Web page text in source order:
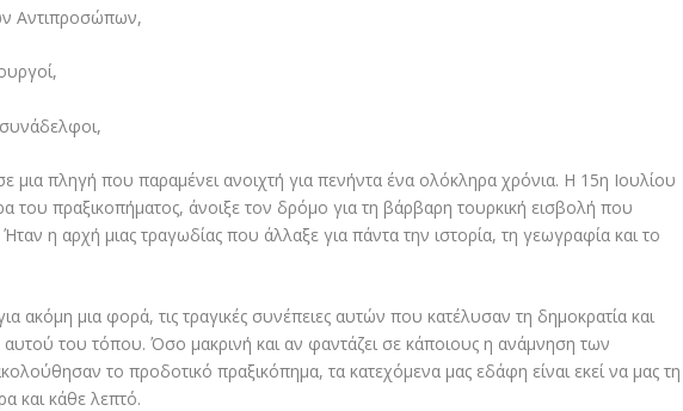
Αντιπροσώπων,
μια πληγή που παραμένει ανοιχτή για πενήντα ένα ολόκληρα χρόνια. Η 15η Ιουλίου
του πραξικοπήματος, άνοιξε τον δρόμο για τη βάρβαρη τουρκική εισβολή που
η αρχή μιας τραγωδίας που άλλαξε για πάντα την ιστορία, τη γεωγραφία και το
ακόμη μια φορά, τις τραγικές συνέπειες αυτών που κατέλυσαν τη δημοκρατία και
του τόπου. Όσο μακρινή και αν φαντάζει σε κάποιους η ανάμνηση των
το προδοτικό πραξικόπημα, τα κατεχόμενα μας εδάφη είναι εκεί να μας τη
και κάθε λεπτό.